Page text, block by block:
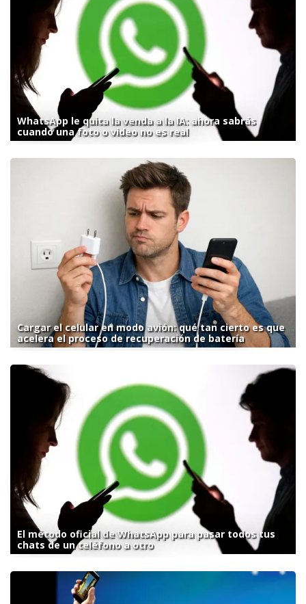
WhatsApp le quita la venda a la IA: ahora sabrás
cuando una foto o video no es real
Cargar el celular en modo avión: qué tan cierto es que
acelera el proceso de recuperación de batería
El método oficial de WhatsApp para pasar todos tus
chats de un teléfono a otro